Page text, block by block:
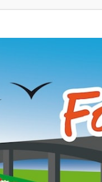
aménagés, vans